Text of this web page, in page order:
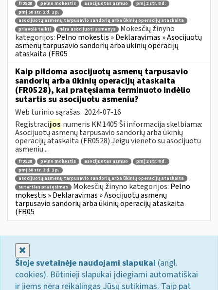
fr0528 pelno mokestis asocijuotas asmuo
pmį 2 str. 8 d.
pmį 50 str. 2 d. 1 p.
asocijuotų asmenų tarpusavio sandorių arba ūkinių operacijų ataskaita
prievolė teikti
nėra asocijuoti asmenys
Mokesčių žinyno
kategorijos: Pelno mokestis » Deklaravimas » Asocijuotų
asmenų tarpusavio sandorių arba ūkinių operacijų
ataskaita (FR05
Kaip pildoma asocijuotų asmenų tarpusavio
sandorių arba ūkinių operacijų ataskaita
(FR0528), kai pratęsiama terminuoto indėlio
sutartis su asocijuotu asmeniu?
Web turinio sąrašas 2024-07-16
Registracijos numeris KM1405 Ši informacija skelbiama:
Asocijuotų asmenų tarpusavio sandorių arba ūkinių
operacijų ataskaita (FR0528) Jeigu vieneto su asocijuotu
asmeniu...
fr0528 pelno mokestis asocijuotas asmuo
pmį 2 str. 8 d.
pmį 50 str. 2 d. 1 p.
asocijuotų asmenų tarpusavio sandorių arba ūkinių operacijų ataskaita
sutarties pratęsimas
Mokesčių žinyno kategorijos: Pelno
mokestis » Deklaravimas » Asocijuotų asmenų
tarpusavio sandorių arba ūkinių operacijų ataskaita
(FR05
Šioje svetainėje naudojami slapukai (angl.
cookies). Būtinieji slapukai įdiegiami automatiškai
ir jiems nėra reikalingas Jūsų sutikimas. Taip pat